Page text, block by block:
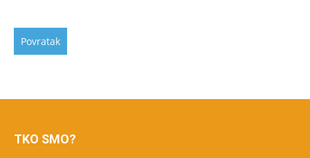
TKO SMO?